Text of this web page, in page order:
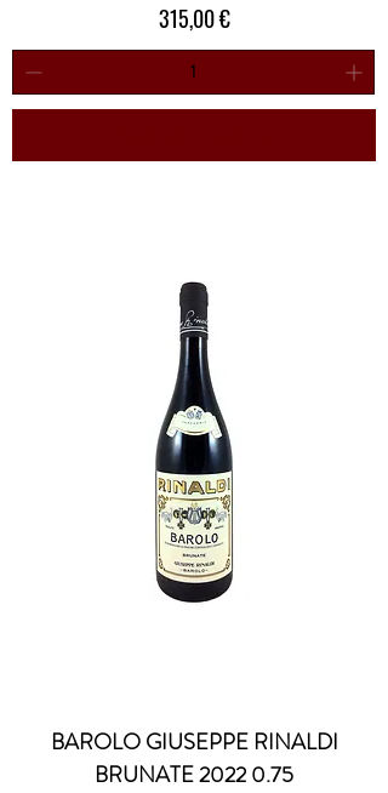
Prezzo
315,00 €
BAROLO GIUSEPPE RINALDI
BRUNATE 2022 0.75